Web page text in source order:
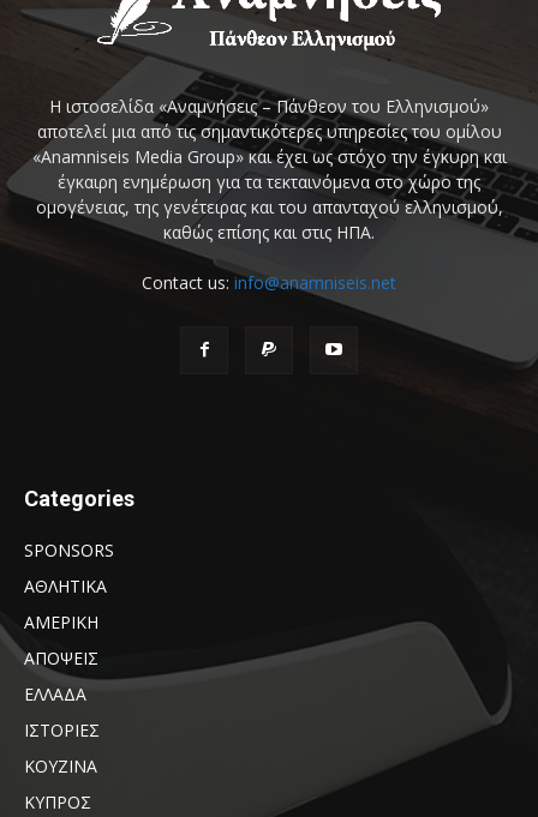
Η ιστοσελίδα «Αναμνήσεις – Πάνθεον του Ελληνισμού»
αποτελεί μια από τις σημαντικότερες υπηρεσίες του ομίλου
«Anamniseis Media Group» και έχει ως στόχο την έγκυρη και
έγκαιρη ενημέρωση για τα τεκταινόμενα στο χώρο της
ομογένειας, της γενέτειρας και του απανταχού ελληνισμού,
καθώς επίσης και στις ΗΠΑ.
Contact us: info@anamniseis.net
Categories
SPONSORS
ΑΘΛΗΤΙΚΑ
ΑΜΕΡΙΚΗ
ΑΠΟΨΕΙΣ
ΕΛΛΑΔΑ
ΙΣΤΟΡΙΕΣ
ΚΟΥΖΙΝΑ
ΚΥΠΡΟΣ